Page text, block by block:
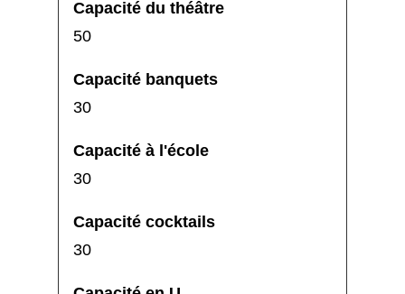
50
30
30
30